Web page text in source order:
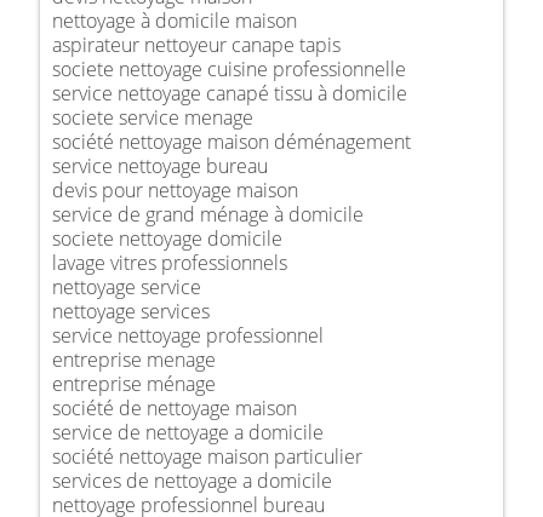
nettoyage à domicile maison
aspirateur nettoyeur canape tapis
societe nettoyage cuisine professionnelle
service nettoyage canapé tissu à domicile
societe service menage
société nettoyage maison déménagement
service nettoyage bureau
devis pour nettoyage maison
service de grand ménage à domicile
societe nettoyage domicile
lavage vitres professionnels
nettoyage service
nettoyage services
service nettoyage professionnel
entreprise menage
entreprise ménage
société de nettoyage maison
service de nettoyage a domicile
société nettoyage maison particulier
services de nettoyage a domicile
nettoyage professionnel bureau